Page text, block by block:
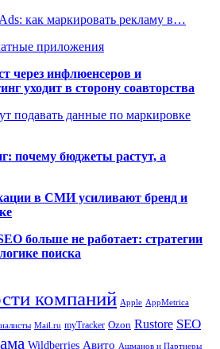
как маркировать рекламу в…
приложения
через инфлюенсеров и
уходит в сторону соавторства
подавать данные по маркировке
почему бюджеты растут, а
в СМИ усиливают бренд и
больше не работает: стратегии
поиска
компаний Apple AppMetrica
Mail.ru myTracker Ozon Rustore SEO
Wildberries Авито Ашманов и Партнеры